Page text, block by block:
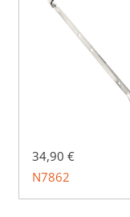
34,90 €
N7862